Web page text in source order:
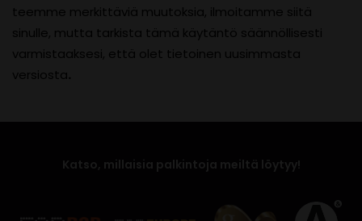
teemme merkittäviä muutoksia, ilmoitamme siitä
sinulle, mutta tarkista tämä käytäntö säännöllisesti
varmistaaksesi, että olet tietoinen uusimmasta
versiosta.
Katso, millaisia palkintoja meiltä löytyy!